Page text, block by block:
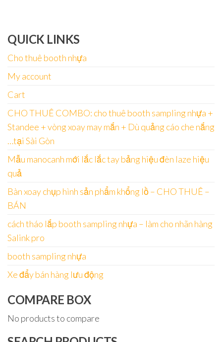
QUICK LINKS
Cho thuê booth nhựa
My account
Cart
CHO THUÊ COMBO: cho thuê booth sampling nhựa +
Standee + vòng xoay may mắn + Dù quảng cáo che nắng
…tại Sài Gòn
Mẫu manocanh mới lắc lắc tay bảng hiệu đèn laze hiệu
quả
Bàn xoay chụp hình sản phẩm khổng lồ – CHO THUÊ –
BÁN
cách tháo lắp booth sampling nhựa – làm cho nhãn hàng
Salink pro
booth sampling nhựa
Xe đẩy bán hàng lưu động
COMPARE BOX
No products to compare